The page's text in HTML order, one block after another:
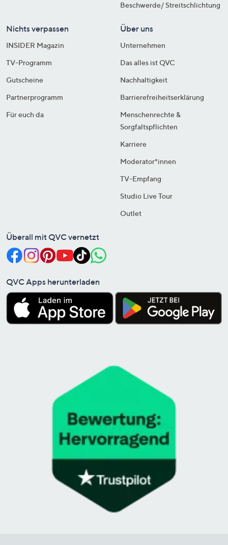
Beschwerde/ Streitschlichtung
Nichts verpassen
INSIDER Magazin
TV-Programm
Gutscheine
Partnerprogramm
Für euch da
Über uns
Unternehmen
Das alles ist QVC
Nachhaltigkeit
Barrierefreiheitserklärung
Menschenrechte &
Sorgfaltspflichten
Karriere
Moderator*innen
TV-Empfang
Studio Live Tour
Outlet
Überall mit QVC vernetzt
QVC Apps herunterladen